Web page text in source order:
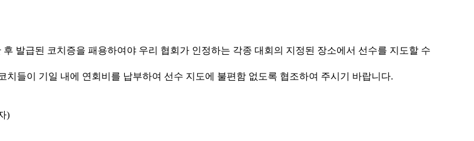
발급된 코치증을 패용하여야 우리 협회가 인정하는 각종 대회의 지정된 장소에서 선수를 지도할 수
치들이 기일 내에 연회비를 납부하여 선수 지도에 불편함 없도록 협조하여 주시기 바랍니다.
)